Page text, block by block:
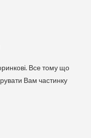
Все тому що
Вам частинку